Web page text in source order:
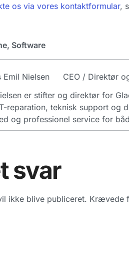
os via vores kontaktformular,
, Software
Emil Nielsen CEO / Direktør
er stifter og direktør for
reparation, teknisk support og
og professionel service for
svar
ikke blive publiceret. Krævede